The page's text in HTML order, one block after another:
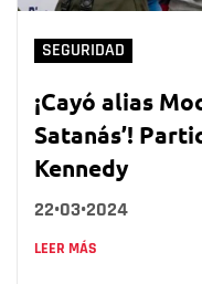
SEGURIDAD
¡Cayó alias
Satanás’!
Kennedy
22•03•2024
LEER MÁS